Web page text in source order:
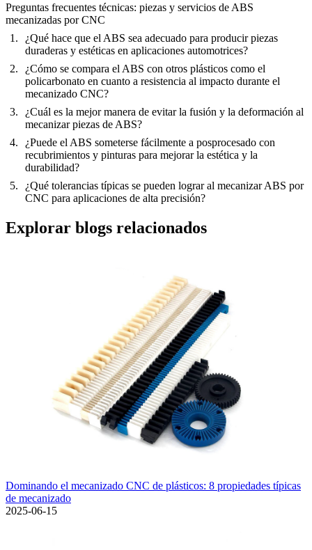
Preguntas frecuentes técnicas: piezas y servicios de ABS
mecanizadas por CNC
¿Qué hace que el ABS sea adecuado para producir piezas
duraderas y estéticas en aplicaciones automotrices?
¿Cómo se compara el ABS con otros plásticos como el
policarbonato en cuanto a resistencia al impacto durante el
mecanizado CNC?
¿Cuál es la mejor manera de evitar la fusión y la deformación al
mecanizar piezas de ABS?
¿Puede el ABS someterse fácilmente a posprocesado con
recubrimientos y pinturas para mejorar la estética y la
durabilidad?
¿Qué tolerancias típicas se pueden lograr al mecanizar ABS por
CNC para aplicaciones de alta precisión?
Explorar blogs relacionados
Dominando el mecanizado CNC de plásticos: 8 propiedades típicas
de mecanizado
2025-06-15